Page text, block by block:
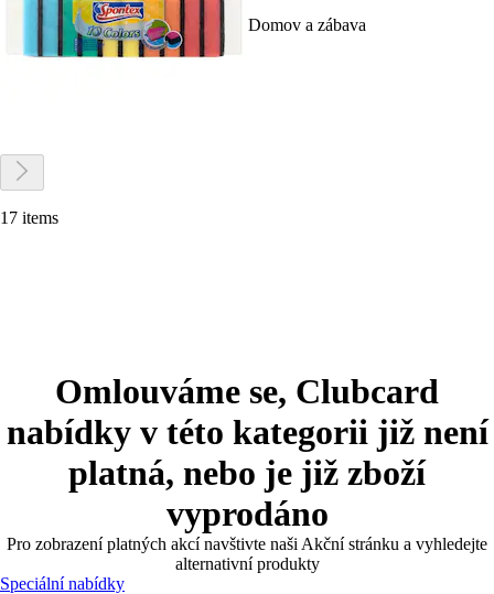
Domov a zábava
17 items
Omlouváme se, Clubcard
nabídky v této kategorii již není
platná, nebo je již zboží
vyprodáno
Pro zobrazení platných akcí navštivte naši Akční stránku a vyhledejte
alternativní produkty
Speciální nabídky